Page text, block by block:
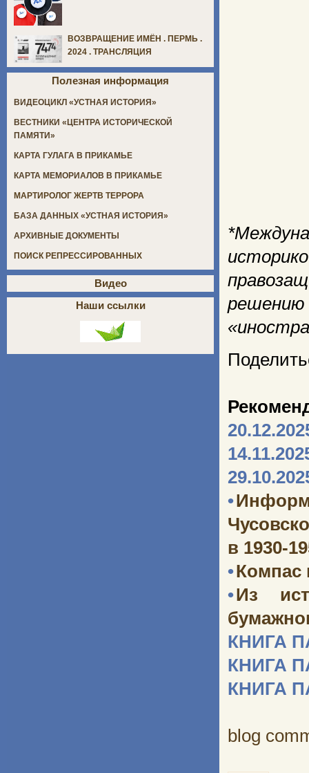
решению
•
в 1930-
•Компас
•Из
КНИГА
КНИГА
КНИГА
blog
ВОЗВРАЩЕНИЕ ИМЁН . ПЕРМЬ .
2024 . ТРАНСЛЯЦИЯ
Полезная информация
ВИДЕОЦИКЛ «УСТНАЯ ИСТОРИЯ»
ВЕСТНИКИ «ЦЕНТРА ИСТОРИЧЕСКОЙ
ПАМЯТИ»
КАРТА ГУЛАГА В ПРИКАМЬЕ
КАРТА МЕМОРИАЛОВ В ПРИКАМЬЕ
МАРТИРОЛОГ ЖЕРТВ ТЕРРОРА
БАЗА ДАННЫХ «УСТНАЯ ИСТОРИЯ»
АРХИВНЫЕ ДОКУМЕНТЫ
ПОИСК РЕПРЕССИРОВАННЫХ
Видео
Наши ссылки